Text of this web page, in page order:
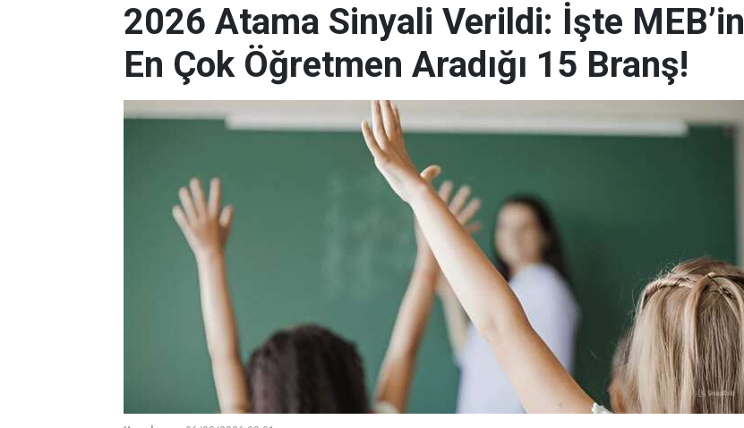
2026 Atama Sinyali Verildi: İşte MEB’in
En Çok Öğretmen Aradığı 15 Branş!